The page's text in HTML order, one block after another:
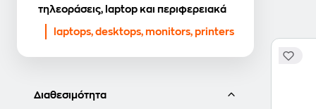
τηλεοράσεις, laptop και περιφερειακά
laptops, desktops, monitors, printers
Διαθεσιμότητα